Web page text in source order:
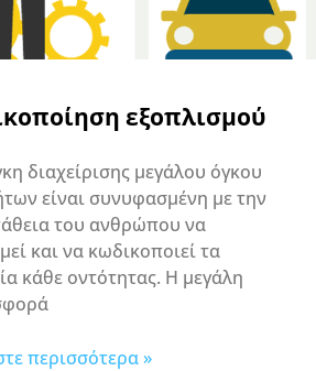
εξοπλισμού
διαχείρισης μεγάλου όγκου
είναι συνυφασμένη με την
του ανθρώπου να
και να κωδικοποιεί τα
κάθε οντότητας. Η μεγάλη
περισσότερα »